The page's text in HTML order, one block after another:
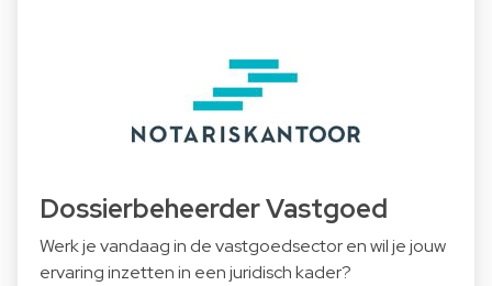
Dossierbeheerder Vastgoed
Werk je vandaag in de vastgoedsector en wil je jouw
ervaring inzetten in een juridisch kader?